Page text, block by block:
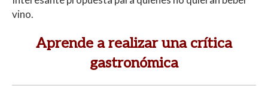
vino.
Aprende a realizar una crítica
gastronómica